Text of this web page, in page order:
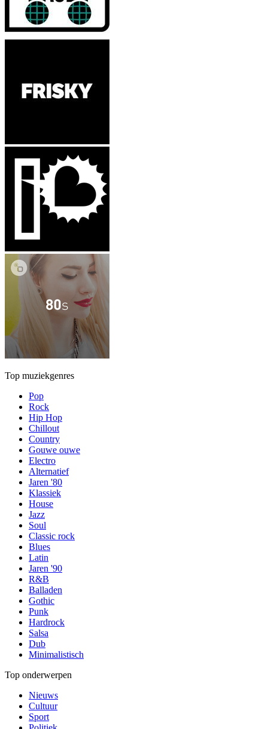
Top muziekgenres
Pop
Rock
Hip Hop
Chillout
Country
Gouwe ouwe
Electro
Alternatief
Jaren '80
Klassiek
House
Jazz
Soul
Classic rock
Blues
Latin
Jaren '90
R&B
Balladen
Gothic
Punk
Hardrock
Salsa
Dub
Minimalistisch
Top onderwerpen
Nieuws
Cultuur
Sport